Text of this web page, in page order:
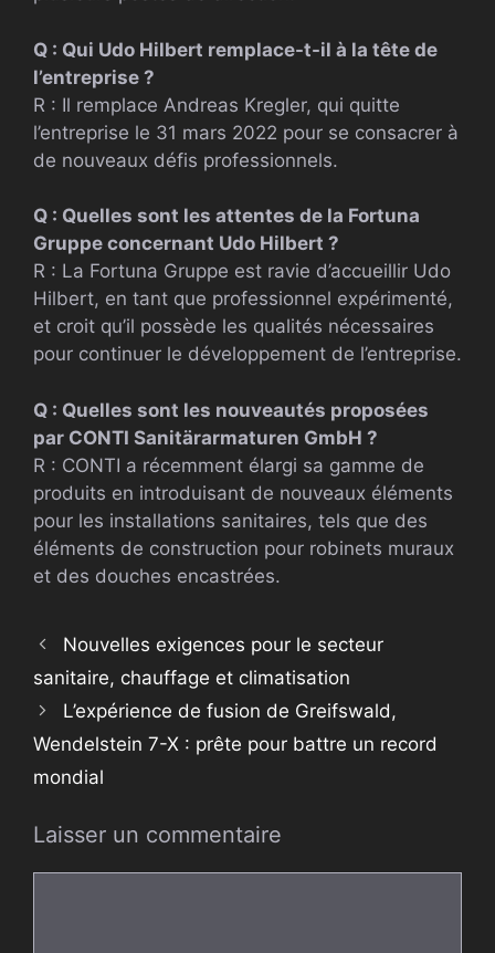
Q : Qui Udo Hilbert remplace-t-il à la tête de
l’entreprise ?
R : Il remplace Andreas Kregler, qui quitte
l’entreprise le 31 mars 2022 pour se consacrer à
de nouveaux défis professionnels.
Q : Quelles sont les attentes de la Fortuna
Gruppe concernant Udo Hilbert ?
R : La Fortuna Gruppe est ravie d’accueillir Udo
Hilbert, en tant que professionnel expérimenté,
et croit qu’il possède les qualités nécessaires
pour continuer le développement de l’entreprise.
Q : Quelles sont les nouveautés proposées
par CONTI Sanitärarmaturen GmbH ?
R : CONTI a récemment élargi sa gamme de
produits en introduisant de nouveaux éléments
pour les installations sanitaires, tels que des
éléments de construction pour robinets muraux
et des douches encastrées.
Nouvelles exigences pour le secteur
sanitaire, chauffage et climatisation
L’expérience de fusion de Greifswald,
Wendelstein 7-X : prête pour battre un record
mondial
Laisser un commentaire